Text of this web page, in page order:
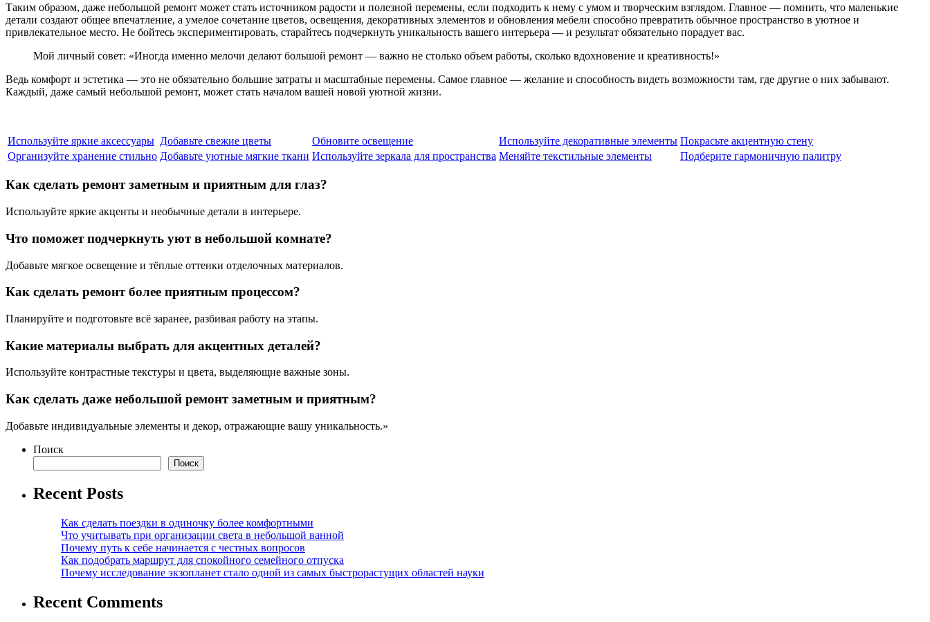
Таким образом, даже небольшой ремонт может стать источником радости и полезной перемены, если подходить к нему с умом и творческим взглядом. Главное — помнить, что маленькие
детали создают общее впечатление, а умелое сочетание цветов, освещения, декоративных элементов и обновления мебели способно превратить обычное пространство в уютное и
привлекательное место. Не бойтесь экспериментировать, старайтесь подчеркнуть уникальность вашего интерьера — и результат обязательно порадует вас.
Мой личный совет: «Иногда именно мелочи делают большой ремонт — важно не столько объем работы, сколько вдохновение и креативность!»
Ведь комфорт и эстетика — это не обязательно большие затраты и масштабные перемены. Самое главное — желание и способность видеть возможности там, где другие о них забывают.
Каждый, даже самый небольшой ремонт, может стать началом вашей новой уютной жизни.
Используйте яркие аксессуары Добавьте свежие цветы Обновите освещение Используйте декоративные элементы Покрасьте акцентную стену
Организуйте хранение стильно Добавьте уютные мягкие ткани Используйте зеркала для пространства Меняйте текстильные элементы Подберите гармоничную палитру
Как сделать ремонт заметным и приятным для глаз?
Используйте яркие акценты и необычные детали в интерьере.
Что поможет подчеркнуть уют в небольшой комнате?
Добавьте мягкое освещение и тёплые оттенки отделочных материалов.
Как сделать ремонт более приятным процессом?
Планируйте и подготовьте всё заранее, разбивая работу на этапы.
Какие материалы выбрать для акцентных деталей?
Используйте контрастные текстуры и цвета, выделяющие важные зоны.
Как сделать даже небольшой ремонт заметным и приятным?
Добавьте индивидуальные элементы и декор, отражающие вашу уникальность.»
Поиск
Поиск
Recent Posts
Как сделать поездки в одиночку более комфортными
Что учитывать при организации света в небольшой ванной
Почему путь к себе начинается с честных вопросов
Как подобрать маршрут для спокойного семейного отпуска
Почему исследование экзопланет стало одной из самых быстрорастущих областей науки
Recent Comments